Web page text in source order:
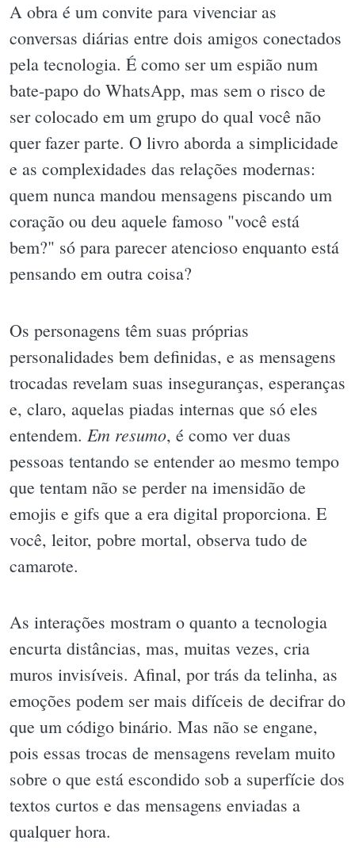
A obra é um convite para vivenciar as
conversas diárias entre dois amigos conectados
pela tecnologia. É como ser um espião num
bate-papo do WhatsApp, mas sem o risco de
ser colocado em um grupo do qual você não
quer fazer parte. O livro aborda a simplicidade
e as complexidades das relações modernas:
quem nunca mandou mensagens piscando um
coração ou deu aquele famoso "você está
bem?" só para parecer atencioso enquanto está
pensando em outra coisa?
Os personagens têm suas próprias
personalidades bem definidas, e as mensagens
trocadas revelam suas inseguranças, esperanças
e, claro, aquelas piadas internas que só eles
entendem. Em resumo, é como ver duas
pessoas tentando se entender ao mesmo tempo
que tentam não se perder na imensidão de
emojis e gifs que a era digital proporciona. E
você, leitor, pobre mortal, observa tudo de
camarote.
As interações mostram o quanto a tecnologia
encurta distâncias, mas, muitas vezes, cria
muros invisíveis. Afinal, por trás da telinha, as
emoções podem ser mais difíceis de decifrar do
que um código binário. Mas não se engane,
pois essas trocas de mensagens revelam muito
sobre o que está escondido sob a superfície dos
textos curtos e das mensagens enviadas a
qualquer hora.